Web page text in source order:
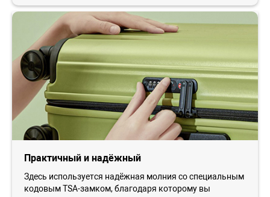
Практичный и надёжный
Здесь используется надёжная молния со специальным
кодовым TSA-замком, благодаря которому вы